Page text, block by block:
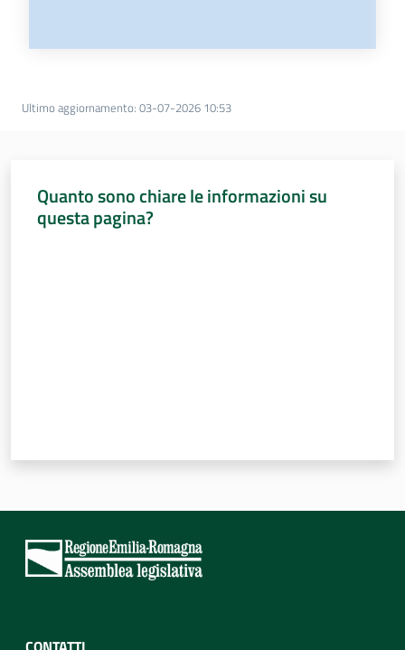
Ultimo aggiornamento: 03-07-2026 10:53
Quanto sono chiare le informazioni su
questa pagina?